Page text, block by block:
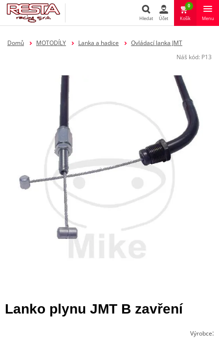
Hledat
Hledat Účet
0
Košík Menu
Domů MOTODÍLY Lanka a hadice
Ovládací lanka JMT
Náš kód: P13
Lanko plynu JMT B zavření
Výrobce: